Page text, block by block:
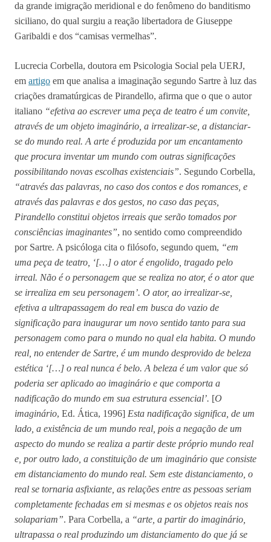
da grande imigração meridional e do fenômeno do banditismo
siciliano, do qual surgiu a reação libertadora de Giuseppe
Garibaldi e dos “camisas vermelhas”.
Lucrecia Corbella, doutora em Psicologia Social pela UERJ,
em artigo em que analisa a imaginação segundo Sartre à luz das
criações dramatúrgicas de Pirandello, afirma que o que o autor
italiano “efetiva ao escrever uma peça de teatro é um convite,
através de um objeto imaginário, a irrealizar-se, a distanciar-
se do mundo real. A arte é produzida por um encantamento
que procura inventar um mundo com outras significações
possibilitando novas escolhas existenciais”. Segundo Corbella,
“através das palavras, no caso dos contos e dos romances, e
através das palavras e dos gestos, no caso das peças,
Pirandello constitui objetos irreais que serão tomados por
consciências imaginantes”, no sentido como compreendido
por Sartre. A psicóloga cita o filósofo, segundo quem, “em
uma peça de teatro, ‘[…] o ator é engolido, tragado pelo
irreal. Não é o personagem que se realiza no ator, é o ator que
se irrealiza em seu personagem’. O ator, ao irrealizar-se,
efetiva a ultrapassagem do real em busca do vazio de
significação para inaugurar um novo sentido tanto para sua
personagem como para o mundo no qual ela habita. O mundo
real, no entender de Sartre, é um mundo desprovido de beleza
estética ‘[…] o real nunca é belo. A beleza é um valor que só
poderia ser aplicado ao imaginário e que comporta a
nadificação do mundo em sua estrutura essencial’. [O
imaginário, Ed. Ática, 1996] Esta nadificação significa, de um
lado, a existência de um mundo real, pois a negação de um
aspecto do mundo se realiza a partir deste próprio mundo real
e, por outro lado, a constituição de um imaginário que consiste
em distanciamento do mundo real. Sem este distanciamento, o
real se tornaria asfixiante, as relações entre as pessoas seriam
completamente fechadas em si mesmas e os objetos reais nos
solapariam”. Para Corbella, a “arte, a partir do imaginário,
ultrapassa o real produzindo um distanciamento do que já se